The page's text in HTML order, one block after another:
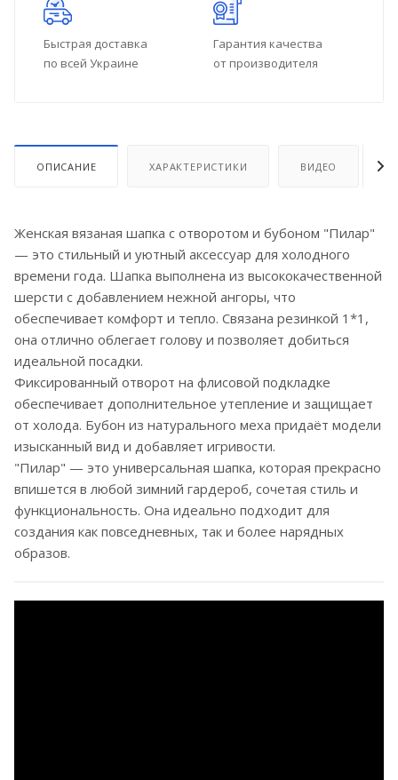
Быстрая доставка
по всей Украине
Гарантия качества
от производителя
ОПИСАНИЕ ХАРАКТЕРИСТИКИ ВИДЕО
Женская вязаная шапка с отворотом и бубоном "Пилар"
— это стильный и уютный аксессуар для холодного
времени года. Шапка выполнена из высококачественной
шерсти с добавлением нежной ангоры, что
обеспечивает комфорт и тепло. Связана резинкой 1*1,
она отлично облегает голову и позволяет добиться
идеальной посадки.
Фиксированный отворот на флисовой подкладке
обеспечивает дополнительное утепление и защищает
от холода. Бубон из натурального меха придаёт модели
изысканный вид и добавляет игривости.
"Пилар" — это универсальная шапка, которая прекрасно
впишется в любой зимний гардероб, сочетая стиль и
функциональность. Она идеально подходит для
создания как повседневных, так и более нарядных
образов.